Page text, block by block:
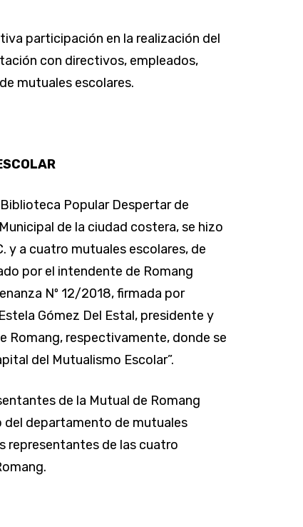
participación en la realización del
con directivos, empleados,
mutuales escolares.
Popular Despertar de
de la ciudad costera, se hizo
y a cuatro mutuales escolares, de
por el intendente de Romang
Nº 12/2018, firmada por
Gómez Del Estal, presidente y
Romang, respectivamente, donde se
del Mutualismo Escolar”.
de la Mutual de Romang
del departamento de mutuales
representantes de las cuatro